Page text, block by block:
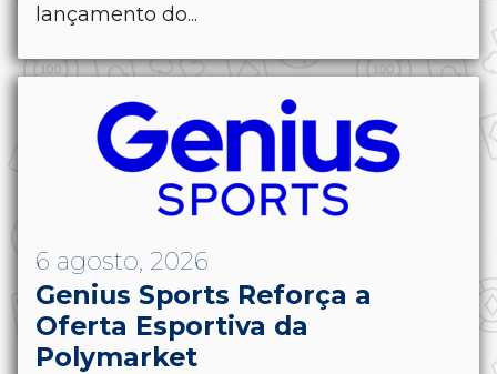
lançamento do...
6 agosto, 2026
Genius Sports Reforça a
Oferta Esportiva da
Polymarket